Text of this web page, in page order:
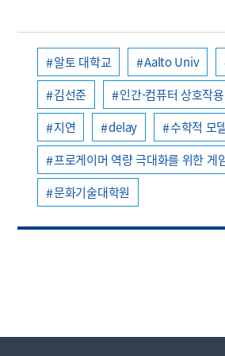
알토 대학교 Aalto Univ
김선준
인간-컴퓨터 상호작용
지연
delay 수학적 모
프로게이머 역량 극대화를 위한 게
문화기술대학원